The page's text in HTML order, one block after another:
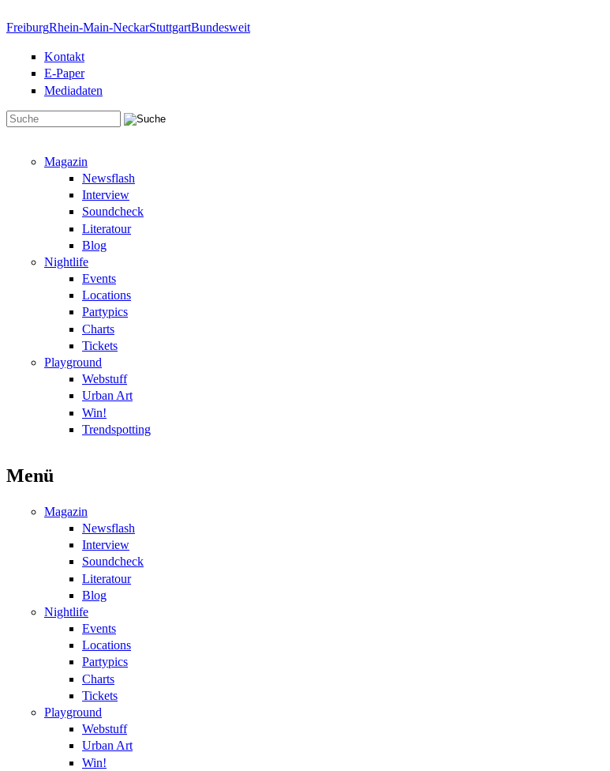
FreiburgRhein-Main-NeckarStuttgartBundesweit
Kontakt
E-Paper
Mediadaten
Magazin
Newsflash
Interview
Soundcheck
Literatour
Blog
Nightlife
Events
Locations
Partypics
Charts
Tickets
Playground
Webstuff
Urban Art
Win!
Trendspotting
Menü
Magazin
Newsflash
Interview
Soundcheck
Literatour
Blog
Nightlife
Events
Locations
Partypics
Charts
Tickets
Playground
Webstuff
Urban Art
Win!